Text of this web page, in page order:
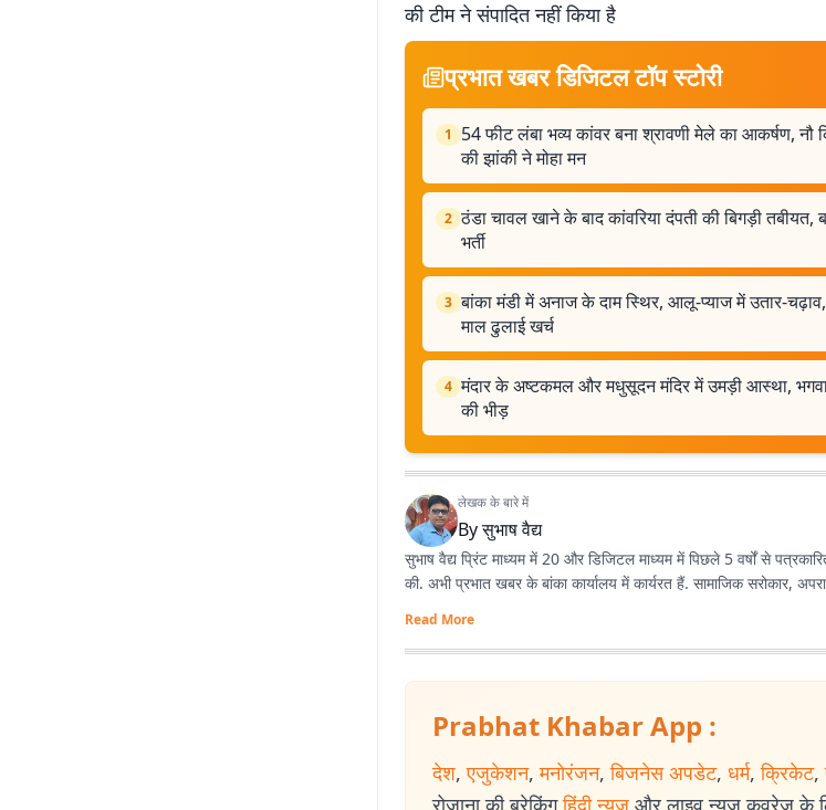
की टीम ने संपादित नहीं किया है
प्रभात खबर डिजिटल टॉप स्टोरी
1
54 फीट लंबा भव्य कांवर बना श्रावणी मेले का आकर्षण, नौ
की झांकी ने मोहा मन
2 ठंडा चावल खाने के बाद कांवरिया दंपती की बिगड़ी तबीयत,
भर्ती
3 बांका मंडी में अनाज के दाम स्थिर, आलू-प्याज में उतार-
माल ढुलाई खर्च
4 मंदार के अष्टकमल और मधुसूदन मंदिर में उमड़ी आस्था,
की भीड़
लेखक के बारे में
Byसुभाष वैद्य
सुभाष वैद्य प्रिंट माध्यम में 20 और डिजिटल माध्यम में पिछले 5 वर्षों से
की. अभी प्रभात खबर के बांका कार्यालय में कार्यरत हैं. सामाजिक सरोकार,
Read More
Prabhat Khabar App :
देश, एजुकेशन, मनोरंजन, बिजनेस अपडेट, धर्म, क्रिकेट,
रोजाना की ब्रेकिंग हिंदी न्यूज और लाइव न्यूज कवरेज के